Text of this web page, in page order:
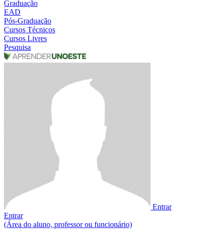
Graduação
EAD
Pós-Graduação
Cursos Técnicos
Cursos Livres
Pesquisa
Entrar
Entrar
(Área do aluno, professor ou funcionário)